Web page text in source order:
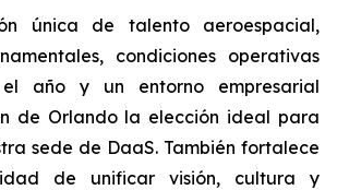
única de talento aeroespacial,
condiciones operativas
año y un entorno empresarial
de Orlando la elección ideal para
sede de DaaS. También fortalece
de unificar visión, cultura y